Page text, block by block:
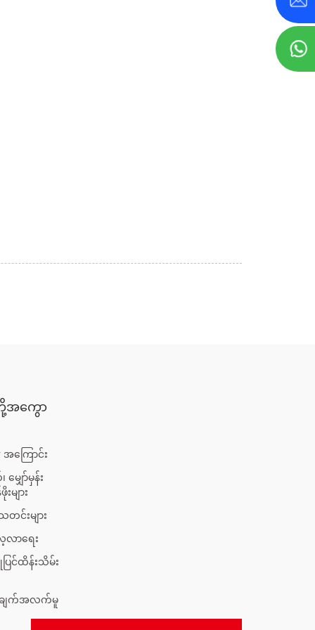
အကွော
အကြောင်း
ျှော်မှန်း
များ
င်းများ
လာရေး
ြင်ထိန်းသိမ်း
ျက်အလက်မူ